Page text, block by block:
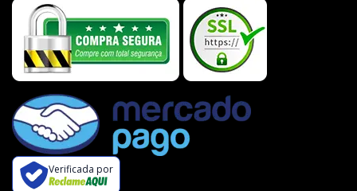
Verificada por